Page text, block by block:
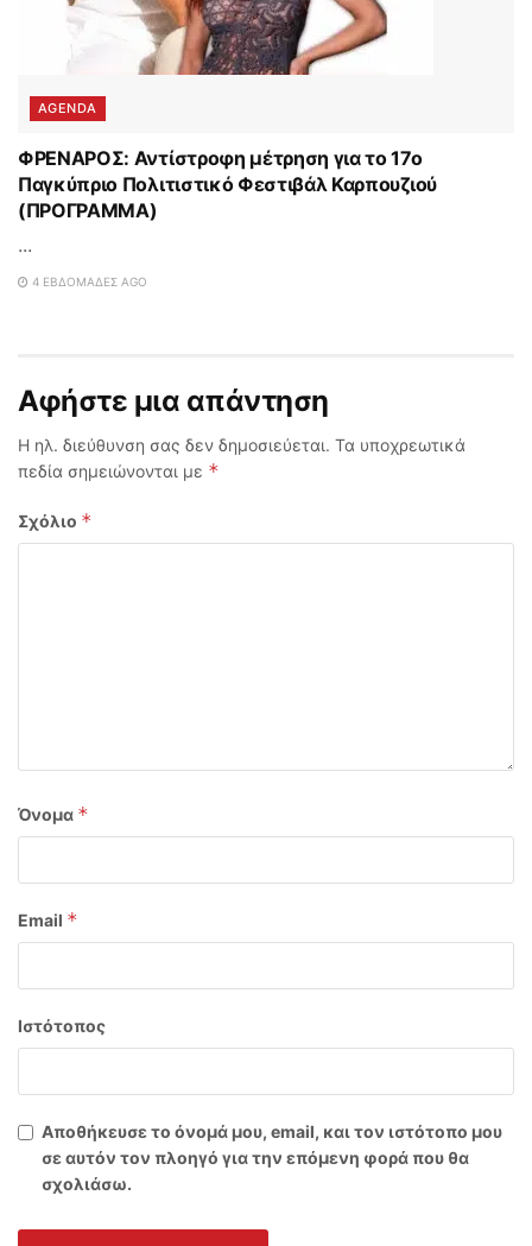
AGENDA
ΦΡΕΝΑΡΟΣ: Αντίστροφη μέτρηση για το 17ο
Παγκύπριο Πολιτιστικό Φεστιβάλ Καρπουζιού
(ΠΡΟΓΡΑΜΜΑ)
...
4 ΕΒΔΟΜΆΔΕΣ AGO
Αφήστε μια απάντηση
Η ηλ. διεύθυνση σας δεν δημοσιεύεται. Τα υποχρεωτικά
πεδία σημειώνονται με *
Σχόλιο *
Όνομα *
Email *
Ιστότοπος
Αποθήκευσε το όνομά μου, email, και τον ιστότοπο μου
σε αυτόν τον πλοηγό για την επόμενη φορά που θα
σχολιάσω.